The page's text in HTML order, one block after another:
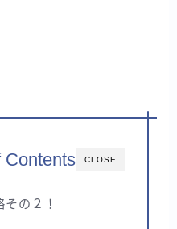
CLOSE
の２！